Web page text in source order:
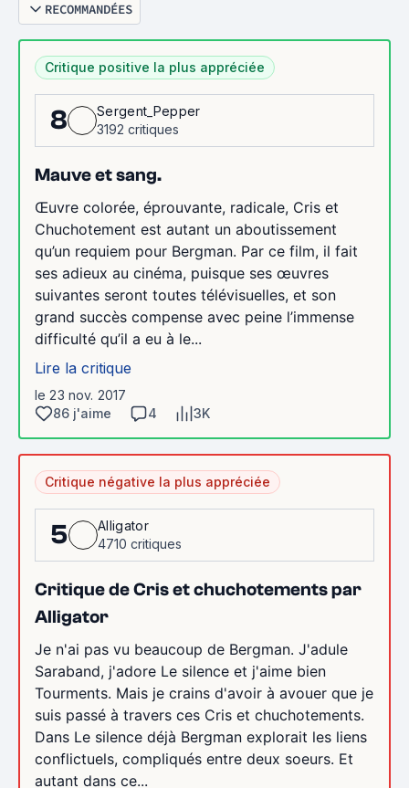
RECOMMANDÉES
Critique positive la plus appréciée
8
Sergent_Pepper
3192 critiques
Mauve et sang.
Œuvre colorée, éprouvante, radicale, Cris et
Chuchotement est autant un aboutissement
qu’un requiem pour Bergman. Par ce film, il fait
ses adieux au cinéma, puisque ses œuvres
suivantes seront toutes télévisuelles, et son
grand succès compense avec peine l’immense
difficulté qu’il a eu à le...
Lire la critique
le 23 nov. 2017
86 j'aime
4 3K
Critique négative la plus appréciée
5
Alligator
4710 critiques
Critique de Cris et chuchotements par
Alligator
Je n'ai pas vu beaucoup de Bergman. J'adule
Saraband, j'adore Le silence et j'aime bien
Tourments. Mais je crains d'avoir à avouer que je
suis passé à travers ces Cris et chuchotements.
Dans Le silence déjà Bergman explorait les liens
conflictuels, compliqués entre deux soeurs. Et
autant dans ce...